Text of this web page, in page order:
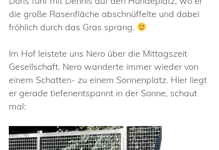
die große Rasenfläche abschnüffelte und dabei
fröhlich durch das Gras sprang.
Im Hof leistete uns Nero über die Mittagszeit
Gesellschaft. Nero wanderte immer wieder von
einem Schatten- zu einem Sonnenplatz. Hier liegt
er gerade tiefenentspannt in der Sonne, schaut
mal: